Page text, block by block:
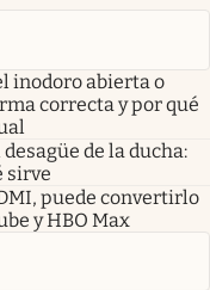
inodoro abierta o
correcta y por qué
de la ducha:
sirve
puede convertirlo
y HBO Max